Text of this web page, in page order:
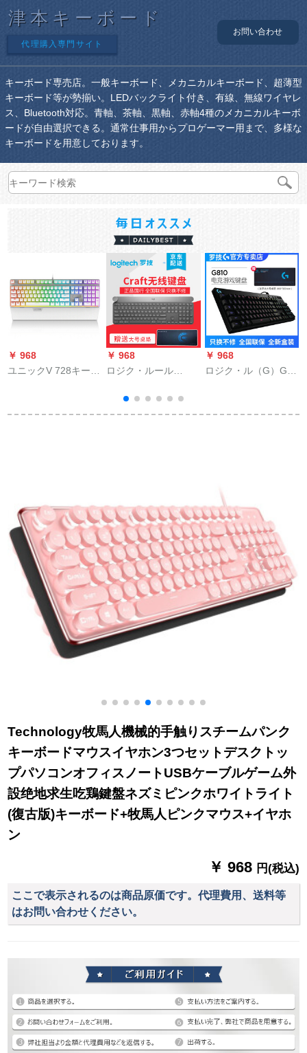
津本キーボード
代理購入専門サイト
お問い合わせ
キーボード専売店。一般キーボード、メカニカルキーボード、超薄型
キーボード等が勢揃い。LEDバックライト付き、有線、無線ワイヤレ
ス、Bluetooth対応。青軸、茶軸、黒軸、赤軸4種のメカニカルキーボ
ードが自由選択できる。通常仕事用からプロゲーマー用まで、多様な
キーボードを用意しております。
￥ 968
ユニックV 728キー
スボンボンボンド
￥ 968
ロジク・ルール
Craft/Master無線マウ
スキーボンドド・ブ
￥ 968
ロジク・ル（G）G
ンドUSB竞技无沖ロ
Technology牧馬人機械的手触りスチームパンク
キーボードマウスイヤホン3つセットデスクトッ
プパソコンオフィスノートUSBケーブルゲーム外
設绝地求生吃鶏鍵盤ネズミピンクホワイトライト
(復古版)キーボード+牧馬人ピンクマウス+イヤホ
ン
￥ 968 円(税込)
ここで表示されるのは商品原価です。代理費用、送料等
はお問い合わせください。